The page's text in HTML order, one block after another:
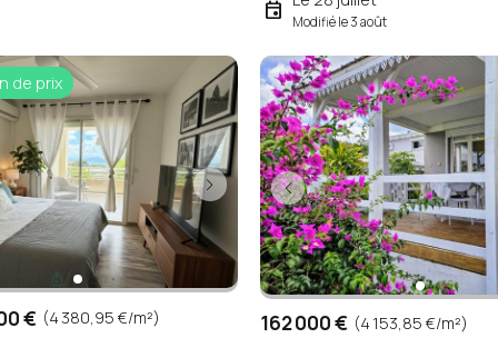
event Modifié le 3 août
de prix
€ (4 380,95 €/m²)
162 000 € (4 153,85 €/m²)